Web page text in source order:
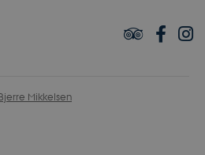
Mikkelsen